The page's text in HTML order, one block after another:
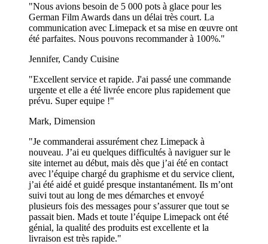
"Nous avions besoin de 5 000 pots à glace pour les
German Film Awards dans un délai très court. La
communication avec Limepack et sa mise en œuvre ont
été parfaites. Nous pouvons recommander à 100%."
Jennifer, Candy Cuisine
"Excellent service et rapide. J'ai passé une commande
urgente et elle a été livrée encore plus rapidement que
prévu. Super equipe !"
Mark, Dimension
"Je commanderai assurément chez Limepack à
nouveau. J’ai eu quelques difficultés à naviguer sur le
site internet au début, mais dès que j’ai été en contact
avec l’équipe chargé du graphisme et du service client,
j’ai été aidé et guidé presque instantanément. Ils m’ont
suivi tout au long de mes démarches et envoyé
plusieurs fois des messages pour s’assurer que tout se
passait bien. Mads et toute l’équipe Limepack ont été
génial, la qualité des produits est excellente et la
livraison est très rapide."